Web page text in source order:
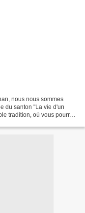
nous nous sommes
du santon "La vie d'un
tradition, où vous pourrez